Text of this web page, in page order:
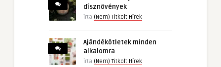
dísznövények
írta (Nem) Titkolt Hírek
Ajándékötletek minden
alkalomra
írta (Nem) Titkolt Hírek